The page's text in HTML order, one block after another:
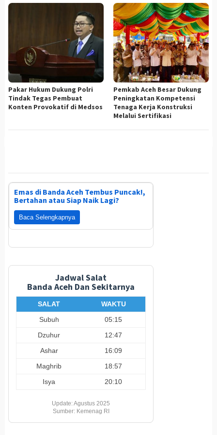
Pakar Hukum Dukung Polri
Tindak Tegas Pembuat
Konten Provokatif di Medsos
Pemkab Aceh Besar Dukung
Peningkatan Kompetensi
Tenaga Kerja Konstruksi
Melalui Sertifikasi
Emas di Banda Aceh Tembus Puncak!,
Bertahan atau Siap Naik Lagi?
Baca Selengkapnya
Jadwal Salat
Banda Aceh Dan Sekitarnya
SALAT
WAKTU
Subuh
05:15
Dzuhur
12:47
Ashar
16:09
Maghrib
18:57
Isya
20:10
Update: Agustus 2025
Sumber: Kemenag RI